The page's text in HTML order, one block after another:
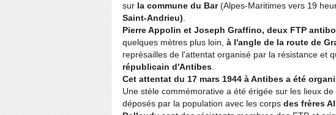
sur la commune du Bar(Alpes-Maritimes vers 19
Saint-Andrieu)
Pierre Appolin et Joseph Graffino, deux FTP
quelques mètres plus loin, à l'angle de la route de
représailles de l'attentat organisé par la résistance et
républicain d'Antibes
Cet attentat du 17 mars 1944 à Antibes a été
Une stèle commémorative a été érigée sur les lieux
déposés par la population avec les corps des frères